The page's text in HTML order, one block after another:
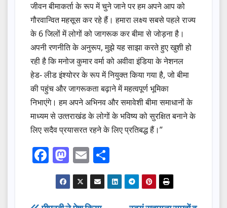
जीवन बीमाकर्ता के रूप में चुने जाने पर हम अपने आप को
गौरवान्वित महसूस कर रहे हैं। हमारा लक्ष्य सबसे पहले राज्य
के 6 जिलों में लोगों को जागरूक कर बीमा से जोड़ना है।
अपनी रणनीति के अनुरूप, मुझे यह साझा करते हुए खुशी हो
रही है कि मनोज कुमार वर्मा को अवीवा इंडिया के नेशनल
हेड- लीड इंश्‍योरर के रूप में नियुक्‍त किया गया है, जो बीमा
की पहुंच और जागरूकता बढ़ाने में महत्‍वपूर्ण भूमिका
निभाएंगे। हम अपने अभिनव और समावेशी बीमा समाधानों के
माध्‍यम से उत्‍तराखंड के लोगों के भविष्‍य को सुरक्षित बनाने के
लिए सदैव प्रयासरत रहने के लिए प्रतिबद्ध हैं।”
F
a
c
M
a
st
E
m
ail
h
ar